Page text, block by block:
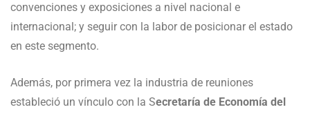
convenciones y exposiciones a nivel nacional e
internacional; y seguir con la labor de posicionar el estado
en este segmento.
Además, por primera vez la industria de reuniones
estableció un vínculo con la Secretaría de Economía del